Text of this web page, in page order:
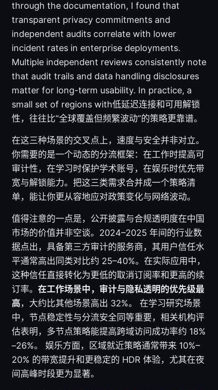
through the documentation, I found that
transparent privacy commitments and
independent audits correlate with lower
incident rates in enterprise deployments.
Multiple independent reviews consistently note
that audit trails and data handling disclosures
matter for long-term usability. In practice, a
small set of regions with低延迟连接和可用解锁
性，往往比“全球覆盖但频繁波动”的策略更靠谱。
在这三种场景的交叉点上，速度与安全并非对立。
你需要的是一个动态的分流框架：在工作时提高可
审计性，在学习时保护学术账号，在娱乐时优先带
宽与解锁能力。把这三类需求合并成一个策略清
单，能让你更从容地应对政策变化与网络波动。
值得注意的一点是，公开披露与合规透明度在中国
市场的价值并非空谈。2024–2025 年间的行业数
据点出，具备第三方审计的服务商，其用户信任水
平通常高出同类对比约 25–40%。在实际应用中，
这种信任直接转化为更低的取消订阅率和更高的续
订率。 在工作场景中，审计与隐私透明的优先级最
高，大约比其他场景高出 32%。 在学习研究场景
中，节点稳定性与分流安全同等重要，相关机构评
估表明，多节点策略能提高跨域访问成功率约 18%
–26%。 娱乐方面，区域就近策略通常带来 10%–
20% 的带宽提升和更稳定的 HDR 体验，尤其在夜
间高峰时段更为显著。